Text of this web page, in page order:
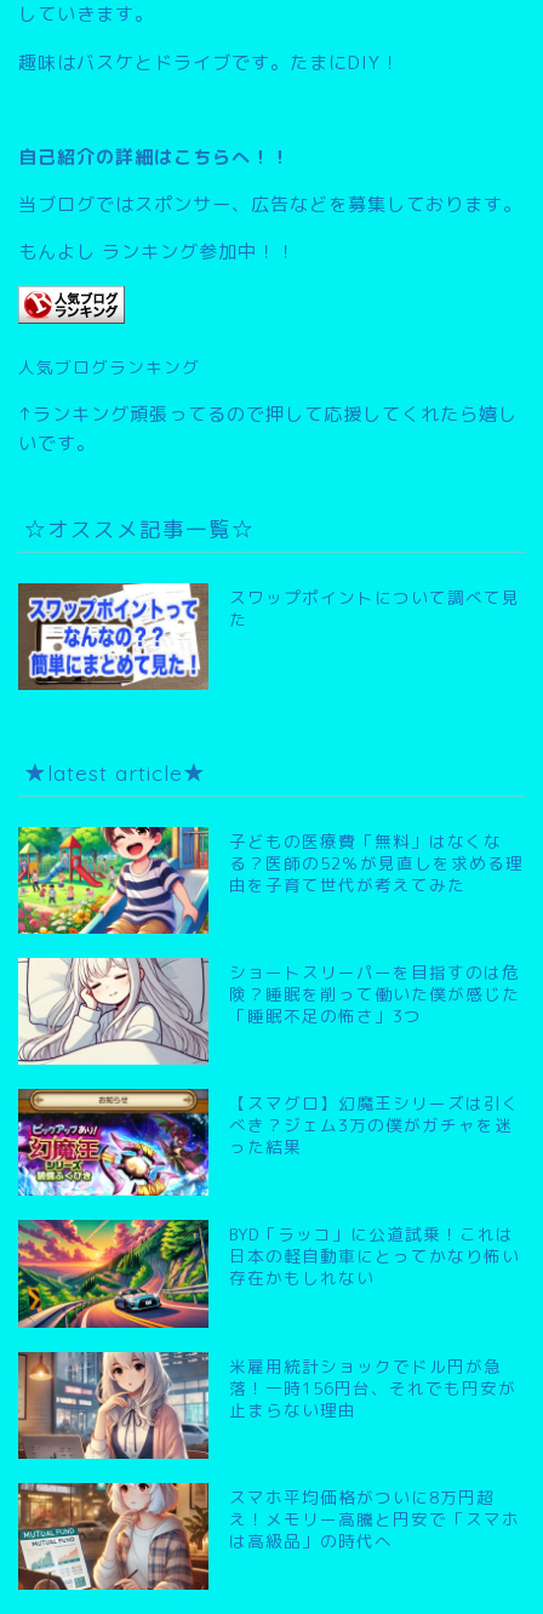
していきます。
趣味はバスケとドライブです。たまにDIY！
自己紹介の詳細はこちらへ！！
当ブログではスポンサー、広告などを募集しております。
もんよし ランキング参加中！！
人気ブログランキング
↑ランキング頑張ってるので押して応援してくれたら嬉し
いです。
☆オススメ記事一覧☆
スワップポイントについて調べて見
た
★latest article★
子どもの医療費「無料」はなくな
る？医師の52％が見直しを求める理
由を子育て世代が考えてみた
ショートスリーパーを目指すのは危
険？睡眠を削って働いた僕が感じた
「睡眠不足の怖さ」3つ
【スマグロ】幻魔王シリーズは引く
べき？ジェム3万の僕がガチャを迷
った結果
BYD「ラッコ」に公道試乗！これは
日本の軽自動車にとってかなり怖い
存在かもしれない
米雇用統計ショックでドル円が急
落！一時156円台、それでも円安が
止まらない理由
スマホ平均価格がついに8万円超
え！メモリー高騰と円安で「スマホ
は高級品」の時代へ